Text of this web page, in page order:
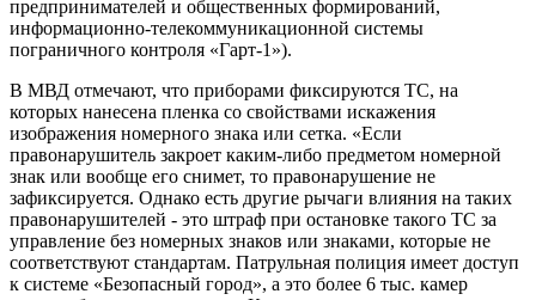
предпринимателей и общественных формирований,
информационно-телекоммуникационной системы
пограничного контроля «Гарт-1»).
В МВД отмечают, что приборами фиксируются ТС, на
которых нанесена пленка со свойствами искажения
изображения номерного знака или сетка. «Если
правонарушитель закроет каким-либо предметом номерной
знак или вообще его снимет, то правонарушение не
зафиксируется. Однако есть другие рычаги влияния на таких
правонарушителей - это штраф при остановке такого ТС за
управление без номерных знаков или знаками, которые не
соответствуют стандартам. Патрульная полиция имеет доступ
к системе «Безопасный город», а это более 6 тыс. камер